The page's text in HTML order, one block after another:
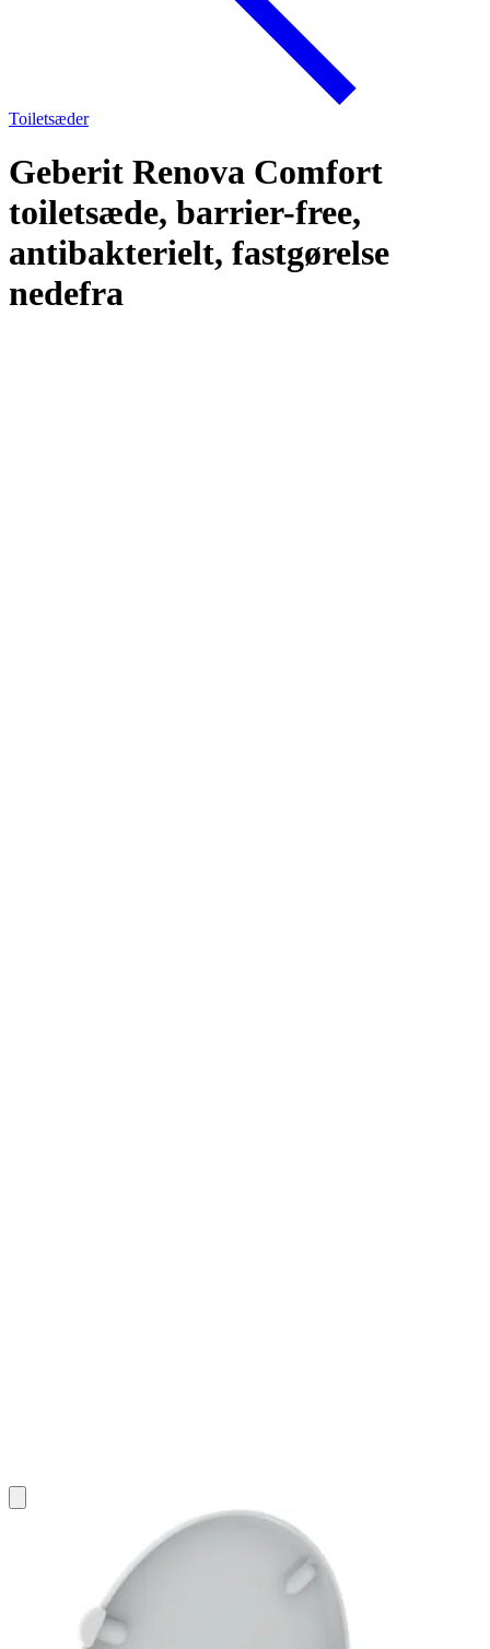
Toiletsæder
Geberit Renova Comfort
toiletsæde, barrier-free,
antibakterielt, fastgørelse
nedefra